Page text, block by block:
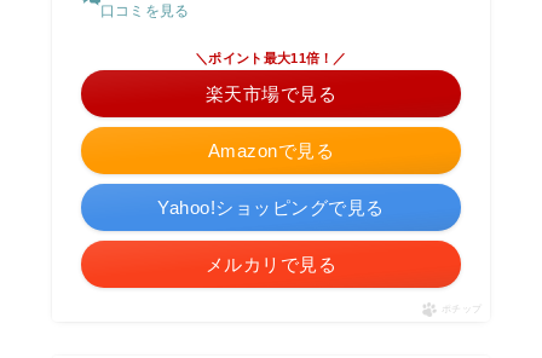
口コミを見る
Amazonで見る
＼ポイント最大11倍！／
楽天市場で見る
Yahoo!ショッピングで見る
メルカリで見る
ポチップ